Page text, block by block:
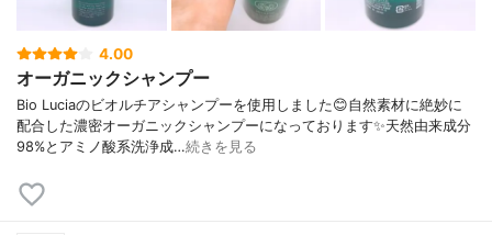
4.00
オーガニックシャンプー
Bio Luciaのビオルチアシャンプーを使用しました😊自然素材に絶妙に
配合した濃密オーガニックシャンプーになっております✨天然由来成分
98%とアミノ酸系洗浄成…続きを見る